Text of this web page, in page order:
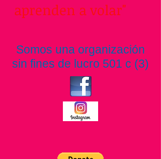
aprenden a volar"
Somos una organización
sin fines de lucro 501 c (3)